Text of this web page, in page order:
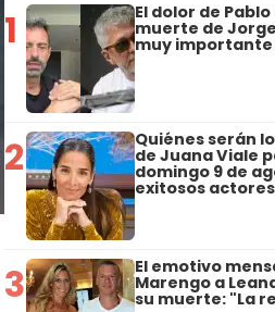
1 El dolor de
muerte de
muy
2 Quiénes serán
de Juana Viale
domingo 9 de
exitosos actores
3 El emotivo
Marengo a
su muerte: "La